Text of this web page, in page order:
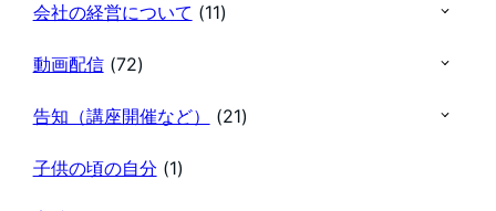
会社の経営について (11)
動画配信(72)
告知（講座開催など） (21)
子供の頃の自分 (1)